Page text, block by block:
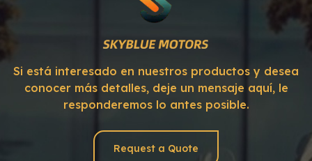
Si está interesado en nuestros productos y desea
conocer más detalles, deje un mensaje aquí, le
responderemos lo antes posible.
Request a Quote